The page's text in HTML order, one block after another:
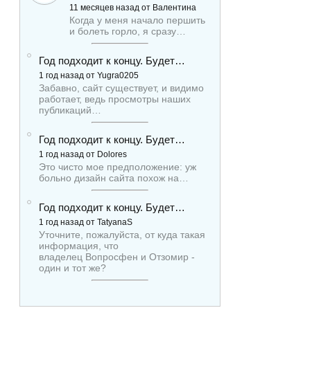
11 месяцев назад от Валентина
Когда у меня начало першить
и болеть горло, я сразу…
Год подходит к концу. Будет…
1 год назад от Yugra0205
Забавно, сайт существует, и видимо
работает, ведь просмотры наших
публикаций…
Год подходит к концу. Будет…
1 год назад от Dolores
Это чисто мое предположение: уж
больно дизайн сайта похож на…
Год подходит к концу. Будет…
1 год назад от TatyanaS
Уточните, пожалуйста, от куда такая
информация, что
владелец Вопросфен и Отзомир -
один и тот же?